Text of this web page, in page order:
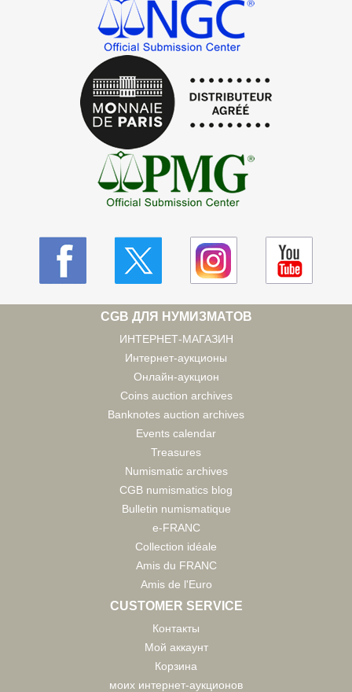
CGB ДЛЯ НУМИЗМАТОВ
ИНТЕРНЕТ-МАГАЗИН
Интернет-аукционы
Онлайн-аукцион
Coins auction archives
Banknotes auction archives
Events calendar
Treasures
Numismatic archives
CGB numismatics blog
Bulletin numismatique
e-FRANC
Collection idéale
Amis du FRANC
Amis de l'Euro
CUSTOMER SERVICE
Контакты
Мой аккаунт
Корзина
моих интернет-аукционов